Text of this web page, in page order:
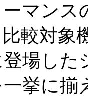
マンス
較対象
場した
挙に